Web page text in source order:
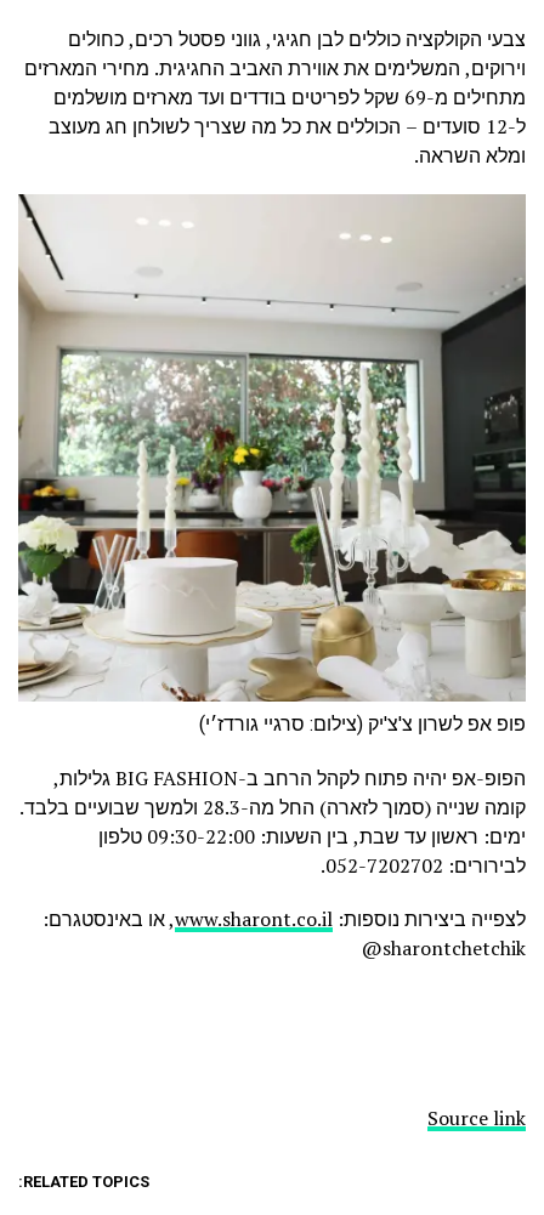
צבעי הקולקציה כוללים לבן חגיגי, גווני פסטל רכים, כחולים
וירוקים, המשלימים את אווירת האביב החגיגית. מחירי המארזים
מתחילים מ-69 שקל לפריטים בודדים ועד מארזים מושלמים
ל-12 סועדים – הכוללים את כל מה שצריך לשולחן חג מעוצב
ומלא השראה.
פופ אפ לשרון צ'צ'יק (צילום: סרגיי גורדז׳י)
הפופ-אפ יהיה פתוח לקהל הרחב ב-BIG FASHION גלילות,
קומה שנייה (סמוך לזארה) החל מה-28.3 ולמשך שבועיים בלבד.
ימים: ראשון עד שבת, בין השעות: 09:30-22:00 טלפון
לבירורים: 052-7202702.
לצפייה ביצירות נוספות: www.sharont.co.il, או באינסטגרם:
sharontchetchik@
Source link
RELATED TOPICS: